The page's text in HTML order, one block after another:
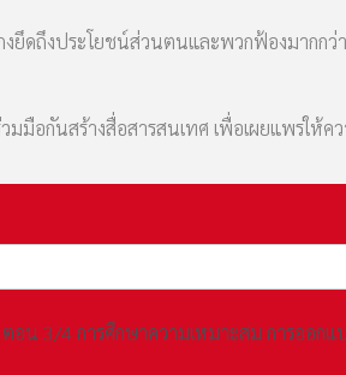
ยึดถึงประโยชน์ส่วนตนและพวกฟ้องมาก
อกันสร้างสื่อสารสนเทศ เพื่อเผยแพร่ให้ค
น 3/4 การศึกษาความเหมาะสม การออกแ